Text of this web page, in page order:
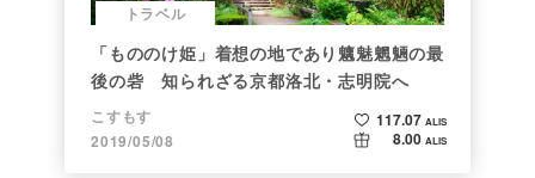
トラベル
「もののけ姫」着想の地であり魑魅魍魎の最
後の砦 知られざる京都洛北・志明院へ
こすもす
2019/05/08
117.07 ALIS
8.00 ALIS